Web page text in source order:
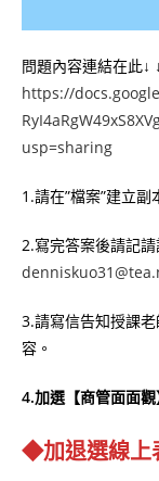
問題內容連結在此↓
https://
usp=sharing
1.請在”檔案”建立
2.寫完答案後請記
3.請寫信告知授課
容。
4.加選【商管面面
◆加退選線上